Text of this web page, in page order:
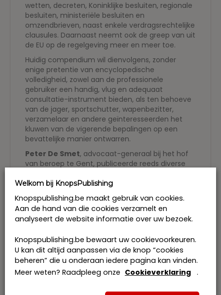
wetten, decreten, Koninklijke besluiten, regionale
besluiten, ministeriële besluiten en
omzendbrieven, naast enkele verdragsrechtelijke
clausules. Daarnaast neemt ook de greep van uit
de EU op de regelgeving meer en meer toe.
Huidig compendium wil dienvolgens, zonder
enige pretentie van encyclopedische
volledigheid, zowel aan de professionele
gebruiker een handig, vlug en adequaat
consultatie-instrument bieden, als ten behoeve
van de jager, sportschutter, wapenbezitter,
verzamelaar en andere geïnteresseerden het
kluwen van de vigerende bepalingen op een
bevattelijke manier ontwarren.
Peter De Smet, advocaat-generaal bij het hof
van beroep te Gent, publiceerde reeds diverse
vakliteratuur, nam tevens de voortgezette
vorming van magistraten in deze materie ter
harte en was reeds ettelijke malen gastspreker
op of voorzitter van colloquia dienaangaande.
Met deze overzichtsbundel wil hij bijdragen tot
wapenreglementeringsensu lato.
Welkom bij KnopsPublishing
Knopspublishing.be maakt gebruik van cookies.
Aan de hand van die cookies verzamelt en
analyseert de website informatie over uw bezoek.
Knopspublishing.be bewaart uw cookievoorkeuren.
U kan dit altijd aanpassen via de knop “cookies
beheren” die u onderaan iedere pagina kan vinden.
Meer weten? Raadpleeg onze Cookieverklaring .